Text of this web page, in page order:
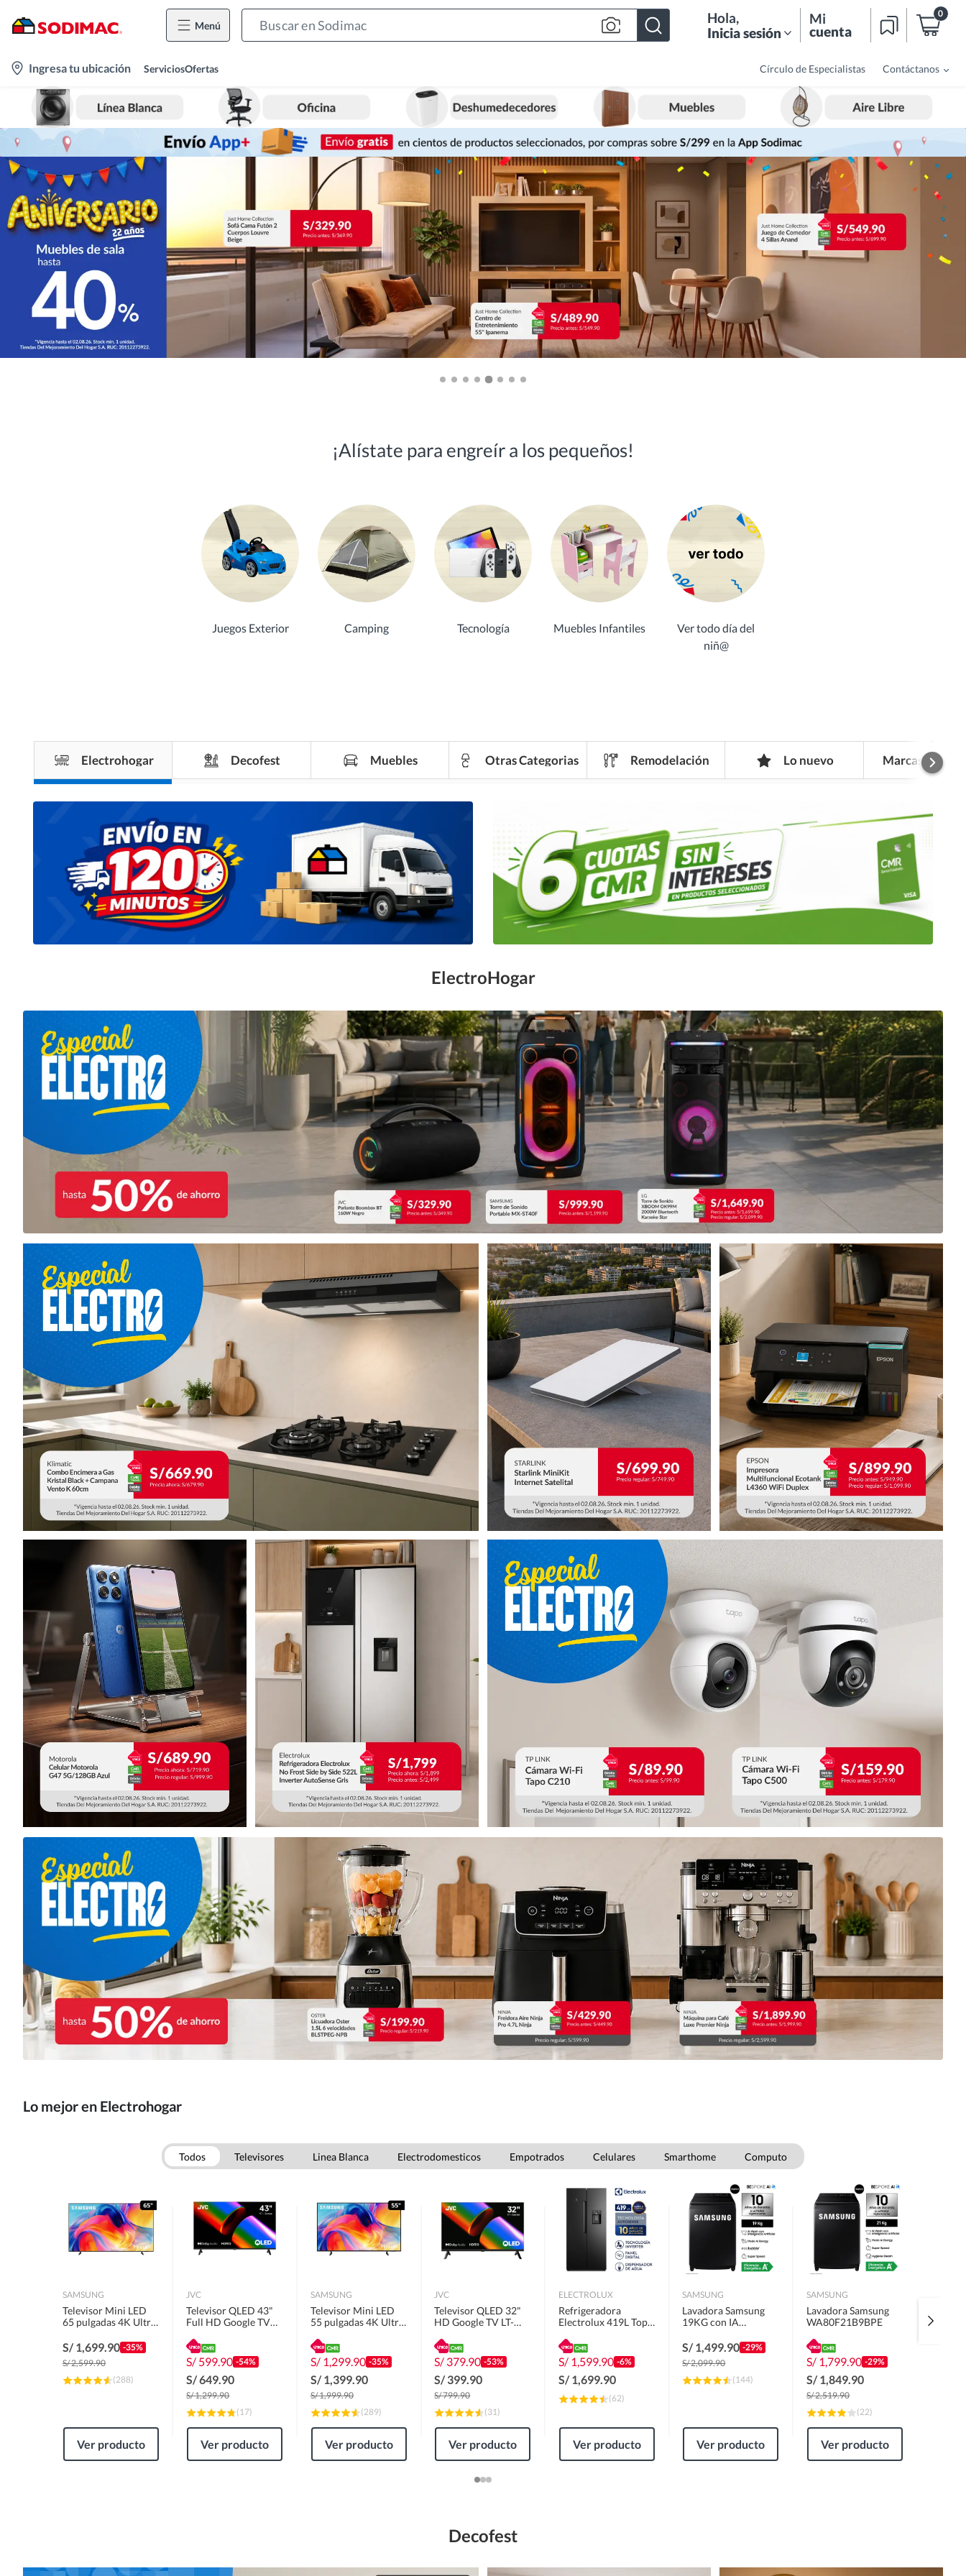
Menú Hola,
Inicia sesión
Mi
cuenta
0
location-
Ingresa tu ubicación ServiciosOfertas Círculo de Especialistas Contáctanos
¡Alístate para engreír a los pequeños!
Juegos Exterior Camping Tecnología Muebles Infantiles
Ver todo día del
niñ@
Electrohogar Decofest Muebles Otras Categorias Remodelación Lo nuevo Marcas
ElectroHogar
Lo mejor en Electrohogar
Todos Televisores Linea Blanca Electrodomesticos Empotrados Celulares Smarthome Computo
SAMSUNG
Televisor Mini LED
65 pulgadas 4K Ultra
UN65M70HAGXPE
S/1,699.90 -35%
S/2,599.90
(288)
Ver producto
JVC
Televisor QLED 43"
Full HD Google TV
S/ 599.90 -54%
S/649.90
S/1,299.90
(17)
Ver producto
SAMSUNG
Televisor Mini LED
55 pulgadas 4K Ultra
UN55M70HAGXPE
S/ 1,299.90 -35%
S/1,399.90
S/1,999.90
(289)
Ver producto
JVC
Televisor QLED 32"
HD Google TV LT-
S/ 379.90 -53%
S/399.90
S/799.90
(31)
Ver producto
ELECTROLUX
Refrigeradora
Electrolux 419L Top
Puertas
ERS45F2P5EB
S/ 1,599.90 -6%
S/1,699.90
(62)
Ver producto
SAMSUNG
Lavadora Samsung
19KG con IA
S/1,499.90 -29%
S/2,099.90
(144)
Ver producto
SAMSUNG
Lavadora Samsung
WA80F21B9BPE
S/ 1,799.90 -29%
S/1,849.90
S/2,519.90
(22)
Ver producto
Decofest